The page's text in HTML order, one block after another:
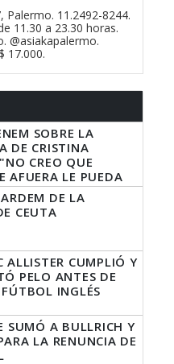
Palermo. 11.2492-8244.
11.30 a 23.30 horas.
@asiakapalermo.
17.000.
SOBRE LA
DE CRISTINA
CREO QUE
AFUERA LE PUEDA
LO QUE
DE LA
CEUTA
ALLISTER CUMPLIÓ Y
PELO ANTES DE
INGLÉS
SUMÓ A BULLRICH Y
LA RENUNCIA DE